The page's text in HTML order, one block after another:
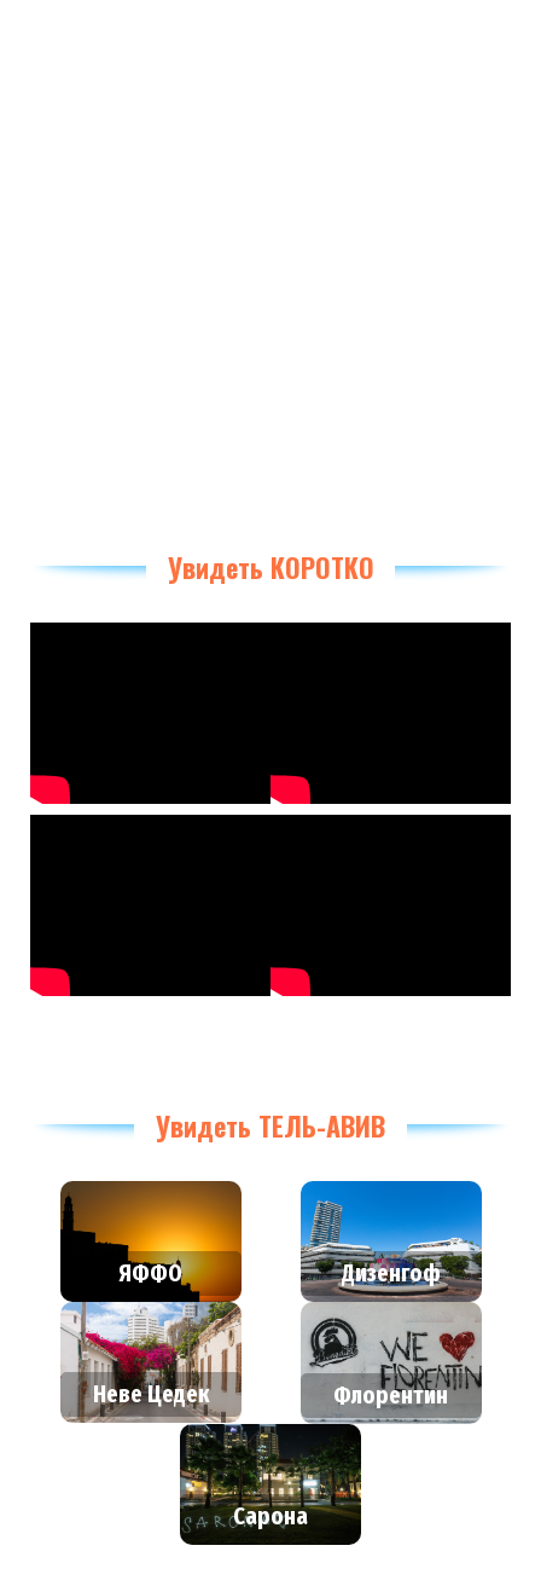
Увидеть КОРОТКО
Увидеть ТЕЛЬ-АВИВ
ЯФФО Дизенгоф
Неве Цедек Флорентин
Сарона